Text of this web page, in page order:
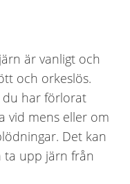
är vanligt och
och orkeslös.
du har förlorat
vid mens eller om
Det kan
ta upp järn från